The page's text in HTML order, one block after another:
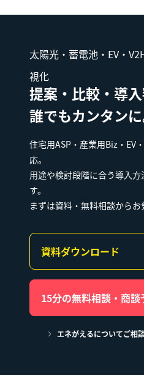
太陽光・蓄電池・EV・
視化
提案・比較・導
誰でもカンタンに
住宅用ASP・産業用Biz・EV
応。
用途や検討段階に合う導入
す。
まずは資料・無料相談からお
資料ダウンロード
15分の無料相談・商談
エネがえるについてご相